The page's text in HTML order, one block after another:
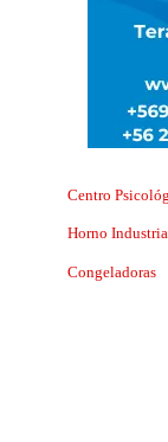
Centro
Horno
Congeladoras